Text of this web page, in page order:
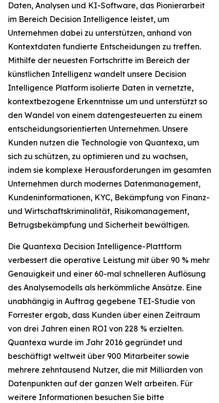
Daten, Analysen und KI-Software, das Pionierarbeit
im Bereich Decision Intelligence leistet, um
Unternehmen dabei zu unterstützen, anhand von
Kontextdaten fundierte Entscheidungen zu treffen.
Mithilfe der neuesten Fortschritte im Bereich der
künstlichen Intelligenz wandelt unsere Decision
Intelligence Platform isolierte Daten in vernetzte,
kontextbezogene Erkenntnisse um und unterstützt so
den Wandel von einem datengesteuerten zu einem
entscheidungsorientierten Unternehmen. Unsere
Kunden nutzen die Technologie von Quantexa, um
sich zu schützen, zu optimieren und zu wachsen,
indem sie komplexe Herausforderungen im gesamten
Unternehmen durch modernes Datenmanagement,
Kundeninformationen, KYC, Bekämpfung von Finanz-
und Wirtschaftskriminalität, Risikomanagement,
Betrugsbekämpfung und Sicherheit bewältigen.
Die Quantexa Decision Intelligence-Plattform
verbessert die operative Leistung mit über 90 % mehr
Genauigkeit und einer 60-mal schnelleren Auflösung
des Analysemodells als herkömmliche Ansätze. Eine
unabhängig in Auftrag gegebene TEI-Studie von
Forrester ergab, dass Kunden über einen Zeitraum
von drei Jahren einen ROI von 228 % erzielten.
Quantexa wurde im Jahr 2016 gegründet und
beschäftigt weltweit über 900 Mitarbeiter sowie
mehrere zehntausend Nutzer, die mit Milliarden von
Datenpunkten auf der ganzen Welt arbeiten. Für
weitere Informationen besuchen Sie bitte